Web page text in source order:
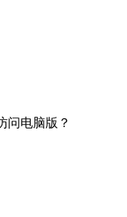
问电脑版？